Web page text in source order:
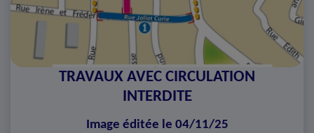
TRAVAUX AVEC CIRCULATION
INTERDITE
Image éditée le 04/11/25